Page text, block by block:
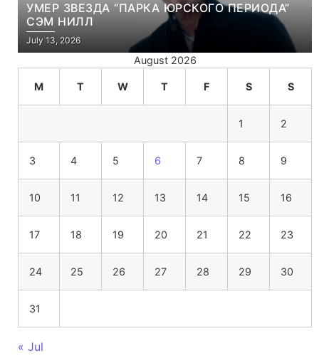
УМЕР ЗВЕЗДА “ПАРКА ЮРСКОГО ПЕРИОДА”
СЭМ НИЛЛ
July 13, 2026
August 2026
M T W T F S S
1 2
3 4 5 6 7 8 9
10 11 12 13 14 15 16
17 18 19 20 21 22 23
24 25 26 27 28 29 30
31
« Jul